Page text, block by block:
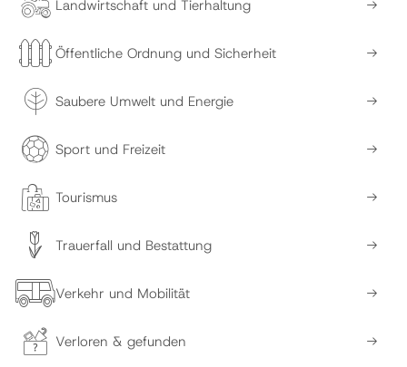
Landwirtschaft und Tierhaltung
Öffentliche Ordnung und Sicherheit
Saubere Umwelt und Energie
Sport und Freizeit
Tourismus
Trauerfall und Bestattung
Verkehr und Mobilität
Verloren & gefunden